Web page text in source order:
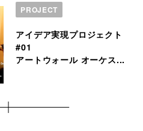
PROJECT
アイデア実現プロジェクト
#01
アートウォール オーケス...